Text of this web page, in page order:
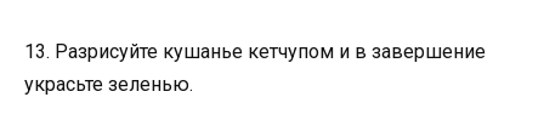
13. Разрисуйте кушанье кетчупом и в завершение
украсьте зеленью.